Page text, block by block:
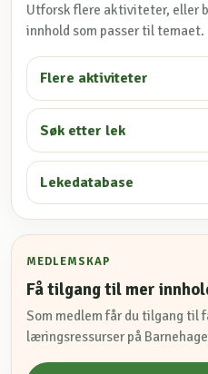
Utforsk flere aktiviteter, eller
innhold som passer til temaet.
Flere aktiviteter
Søk etter lek
Lekedatabase
MEDLEMSKAP
Få tilgang til mer
Som medlem får du tilgang til
læringsressurser på